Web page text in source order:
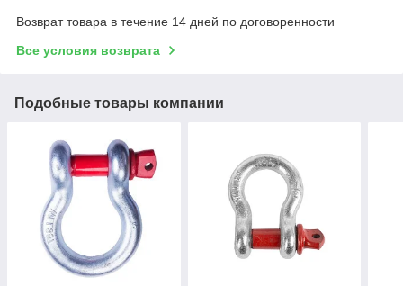
Возврат товара в течение 14 дней по договоренности
Все условия возврата
Подобные товары компании